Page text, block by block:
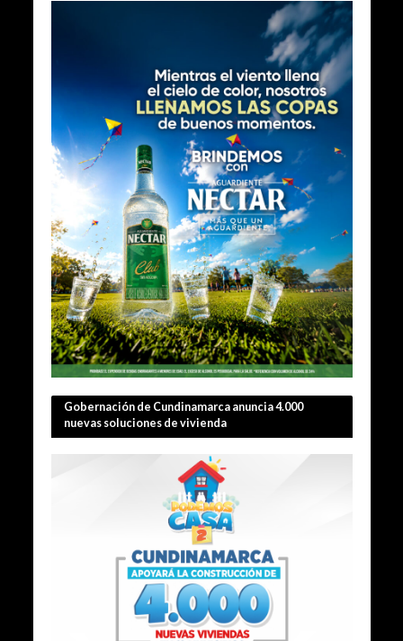
Gobernación de Cundinamarca anuncia 4.000
nuevas soluciones de vivienda